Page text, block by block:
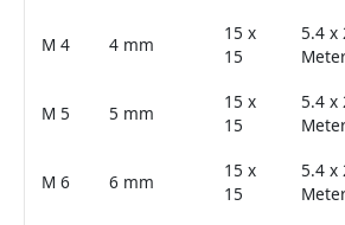
M 4 4 mm
15 x
15
5.4 x
M 5 5 mm
15 x
15
5.4 x
M 6 6 mm
15 x
15
5.4 x